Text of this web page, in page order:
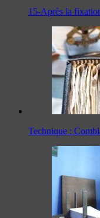
15-Après la
Technique :